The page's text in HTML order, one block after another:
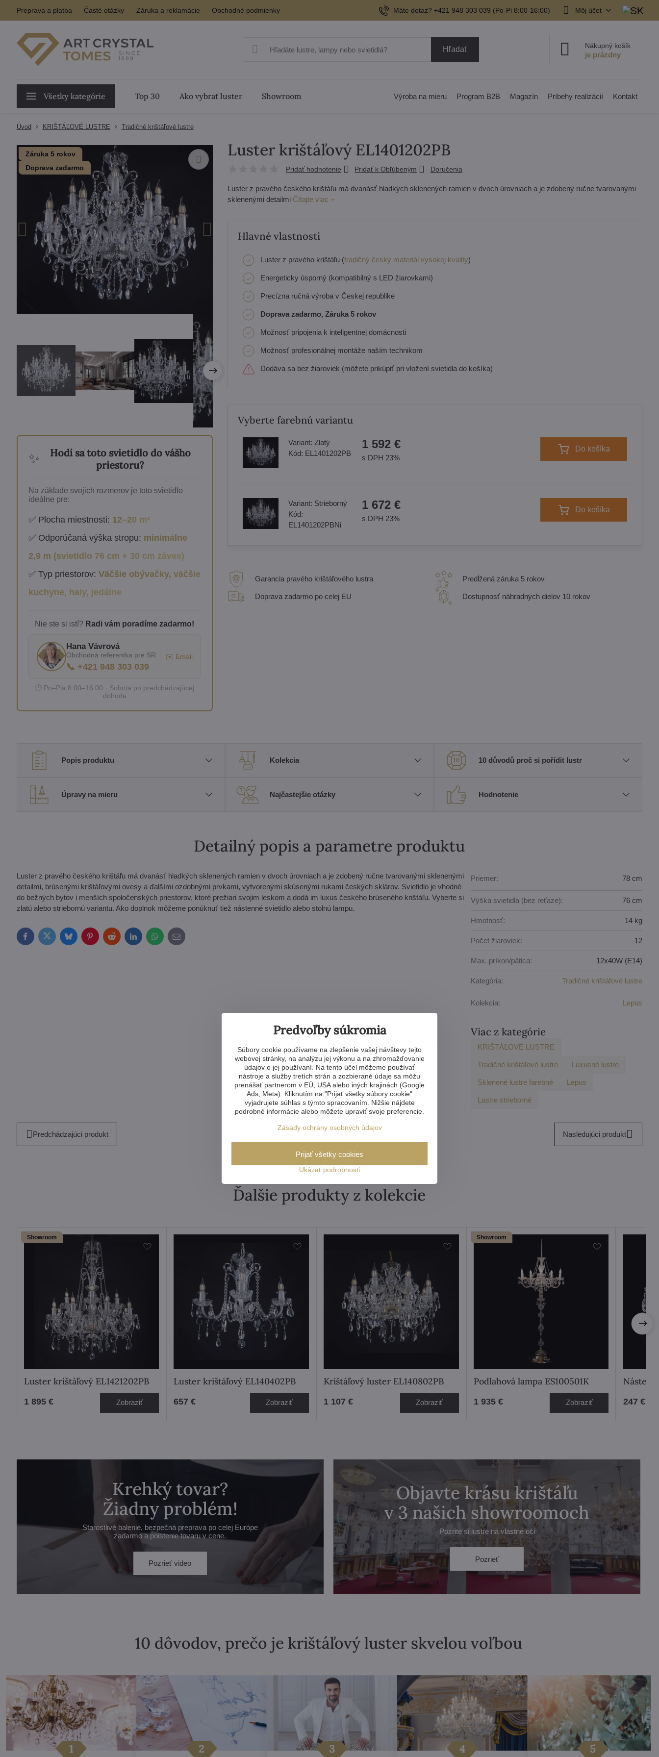
Preprava a platba Časté otázky Záruka a reklamácie Obchodné podmienky Máte dotaz? +421 948 303 039 (Po-Pi 8:00-16:00) Môj účet
Hľadať Nákupný košík
Všetky kategórie Top 30 Ako vybrať luster Showroom Výroba na mieru Program B2B Magazín Príbehy realizácií Kontakt
Úvod KRIŠTÁĽOVÉ LUSTRE Tradičné krištáľové lustre
Záruka 5 rokov
Doprava zadarmo
✨
Hodí sa toto svietidlo do vášho
priestoru?
Na základe svojich rozmerov je toto svietidlo
ideálne pre:
✅ Plocha miestnosti: 12–20 m²
✅ Odporúčaná výška stropu: minimálne
2,9 m (svietidlo 76 cm + 30 cm záves)
✅ Typ priestorov: Väčšie obývačky, väčšie
kuchyne, haly, jedálne
Nie ste si istí? Radi vám poradíme zadarmo!
Hana Vávrová
Obchodná referentka pre SR
📞 +421 948 303 039
✉️ Email
🕐 Po–Pia 8:00–16:00 · Sobota po predchádzajúcej
dohode
Luster krištáľový EL1401202PB
Pridať hodnotenie Pridať k Obľúbeným Doručenia
Luster z pravého českého krištáľu má dvanásť hladkých sklenených ramien v dvoch úrovniach a je zdobený ručne tvarovanými
sklenenými detailmi Čítajte viac
Hlavné vlastnosti
Luster z pravého krištáľu (tradičný český materiál vysokej kvality)
Energeticky úsporný (kompatibilný s LED žiarovkami)
Precízna ručná výroba v Českej republike
Doprava zadarmo, Záruka 5 rokov
Možnosť pripojenia k inteligentnej domácnosti
Možnosť profesionálnej montáže naším technikom
Dodáva sa bez žiaroviek (môžete prikúpiť pri vložení svietidla do košíka)
Vyberte farebnú variantu
Variant: Zlatý
Kód: EL1401202PB
1 592 €
s DPH 23%
Do košíka
Variant: Strieborný
Kód:
EL1401202PBNi
1 672 €
s DPH 23%
Do košíka
Garancia pravého krištáľového lustra
Doprava zadarmo po celej EU
Predĺžená záruka 5 rokov
Dostupnosť náhradných dielov 10 rokov
Popis produktu Kolekcia 10 důvodů proč si pořídit lustr
Úpravy na mieru Najčastejšie otázky Hodnotenie
Detailný popis a parametre produktu
Luster z pravého českého krištáľu má dvanásť hladkých sklenených ramien v dvoch úrovniach a je zdobený ručne tvarovanými sklenenými
detailmi, brúsenými krištáľovými ovesy a ďalšími ozdobnými prvkami, vytvorenými skúsenými rukami českých sklárov. Svietidlo je vhodné
do bežných bytov i menších spoločenských priestorov, ktoré prežiari svojim leskom a dodá im luxus českého brúseného krištáľu. Vyberte si
zlatú alebo striebornú variantu. Ako doplnok môžeme ponúknuť tiež nástenné svietidlo alebo stolnú lampu.
FacebookTwitterBlueskyPinterestRedditLinkedInWhatsApp
E-
mail
Priemer: 78 cm
Výška svietidla (bez reťaze): 76 cm
Hmotnosť: 14 kg
Počet žiaroviek: 12
Max. príkon/pätica: 12x40W (E14)
Kategória: Tradičné krištáľové lustre
Kolekcia: Lepus
Viac z kategórie
KRIŠTÁĽOVÉ LUSTRE
Tradičné krištáľové lustre Luxusné lustre
Sklenené lustre farebné Lepus
Lustre strieborné
Predchádzajúci produkt Nasledujúci produkt
Ďalšie produkty z kolekcie
Showroom
Luster krištáľový EL1421202PB
1 895 € Zobraziť
Luster krištáľový EL140402PB
657 € Zobraziť
Krištáľový luster EL140802PB
1 107 € Zobraziť
Showroom
Podlahová lampa ES100501K
1 935 € Zobraziť 247 €
Krehký tovar?
Žiadny problém!
Starostlivé balenie, bezpečná preprava po celej Európe
zadarmo a poistenie tovaru v cene.
Pozrieť video
Objavte krásu krištáľu
v 3 našich showroomoch
Pozrite si lustre na vlastné oči
Pozrieť
10 dôvodov, prečo je krištáľový luster skvelou voľbou
Predvoľby súkromia
Súbory cookie používame na zlepšenie vašej návštevy tejto
webovej stránky, na analýzu jej výkonu a na zhromažďovanie
údajov o jej používaní. Na tento účel môžeme používať
nástroje a služby tretích strán a zozbierané údaje sa môžu
prenášať partnerom v EÚ, USA alebo iných krajinách (Google
Ads, Meta). Kliknutím na "Prijať všetky súbory cookie"
vyjadrujete súhlas s týmto spracovaním. Nižšie nájdete
podrobné informácie alebo môžete upraviť svoje preferencie.
Zásady ochrany osobných údajov
Ukázať podrobnosti
Prijať všetky cookies